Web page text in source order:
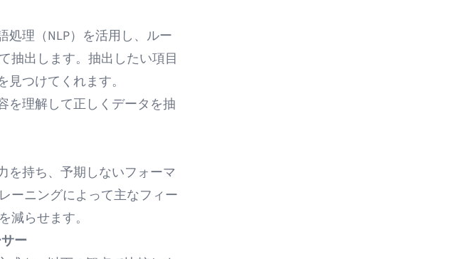
処理（NLP）を活用し、ルー
抽出します。抽出したい項目
つけてくれます。
を理解して正しくデータを抽
を持ち、予期しないフォーマ
ーニングによって主なフィー
減らせます。
ー